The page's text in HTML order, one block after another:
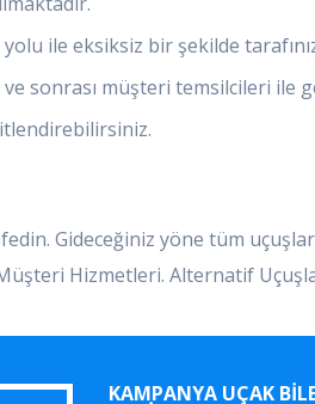
ile eksiksiz bir şekilde
ve sonrası müşteri temsilcileri
Gideceğiniz yöne tüm
Hizmetleri. Alternatif
KAMPANYA UÇAK